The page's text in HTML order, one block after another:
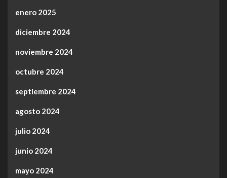
enero 2025
diciembre 2024
noviembre 2024
octubre 2024
septiembre 2024
agosto 2024
julio 2024
junio 2024
mayo 2024